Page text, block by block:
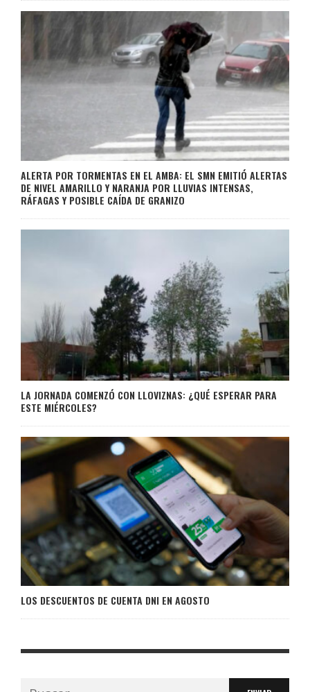
ALERTA POR TORMENTAS EN EL AMBA: EL SMN EMITIÓ ALERTAS
DE NIVEL AMARILLO Y NARANJA POR LLUVIAS INTENSAS,
RÁFAGAS Y POSIBLE CAÍDA DE GRANIZO
LA JORNADA COMENZÓ CON LLOVIZNAS: ¿QUÉ ESPERAR PARA
ESTE MIÉRCOLES?
LOS DESCUENTOS DE CUENTA DNI EN AGOSTO
Buscar: